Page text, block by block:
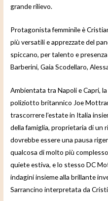
grande rilievo.
Protagonista femminile è
più versatili e apprezzate del
spiccano, per talento e
Barberini, Gaia Scodellaro,
Ambientata tra Napoli e Capri,
poliziotto britannico Joe
trascorrere l’estate in Italia
della famiglia, proprietaria di un
dovrebbe essere una pausa
qualcosa di molto più
quiete estiva, e lo stesso DC
indagini insieme alla brillante
Sarrancino interpretata da